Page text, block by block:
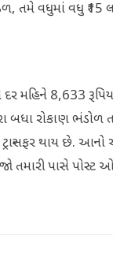
તમે વધુમાં વધુ ₹15
મહિને 8,633
બધા રોકાણ ભંડોળ
ટ્રાન્સફર થાય છે.
તમારી પાસે